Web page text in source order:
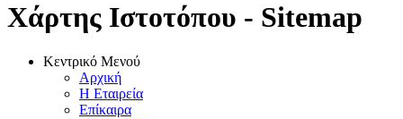
Χάρτης Ιστοτόπου - Sitemap
Κεντρικό Μενού
Αρχική
Η Εταιρεία
Επίκαιρα